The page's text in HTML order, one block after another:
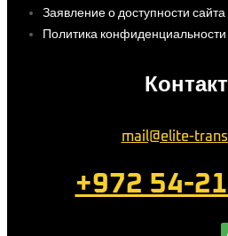
Заявление о доступности сайта
Политика конфиденциальности
mail@elite-
+972 54-